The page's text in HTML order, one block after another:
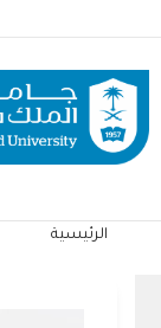
المحتوى
الرئيسي
الرئيسية